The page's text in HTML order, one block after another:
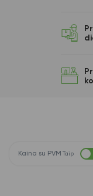
Kaina su PVM Taip